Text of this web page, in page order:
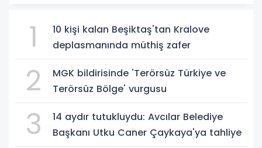
1
10 kişi kalan Beşiktaş'tan Kralove
deplasmanında müthiş zafer
2
MGK bildirisinde 'Terörsüz Türkiye ve
Terörsüz Bölge' vurgusu
3
14 aydır tutukluydu: Avcılar Belediye
Başkanı Utku Caner Çaykaya'ya tahliye